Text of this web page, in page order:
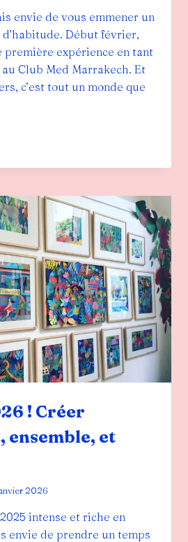
envie de vous emmener un
Début février,
première expérience en tant
Club Med Marrakech. Et
c’est tout un monde que
! Créer
ensemble, et
2026
intense et riche en
envie de prendre un temps